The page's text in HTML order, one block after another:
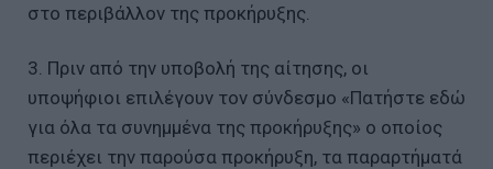
στο περιβάλλον της προκήρυξης.
3. Πριν από την υποβολή της αίτησης, οι
υποψήφιοι επιλέγουν τον σύνδεσμο «Πατήστε εδώ
για όλα τα συνημμένα της προκήρυξης» ο οποίος
περιέχει την παρούσα προκήρυξη, τα παραρτήματά